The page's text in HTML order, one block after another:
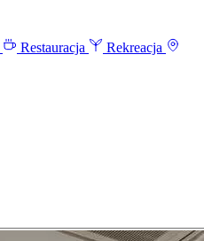
Restauracja
Rekreacja